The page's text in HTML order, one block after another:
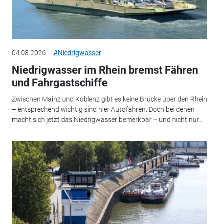
04.08.2026 #Niedrigwasser
Niedrigwasser im Rhein bremst Fähren
und Fahrgastschiffe
Zwischen Mainz und Koblenz gibt es keine Brücke über den Rhein
– entsprechend wichtig sind hier Autofähren. Doch bei denen
macht sich jetzt das Niedrigwasser bemerkbar – und nicht nur...